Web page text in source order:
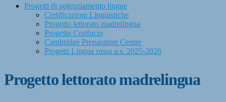
Progetti di potenziamento lingue
Certificazioni Linguistiche
Progetto lettorato madrelingua
Progetto Confucio
Cambridge Preparation Centre
Progetti Lingua russa a.s. 2025-2026
Progetto lettorato madrelingua